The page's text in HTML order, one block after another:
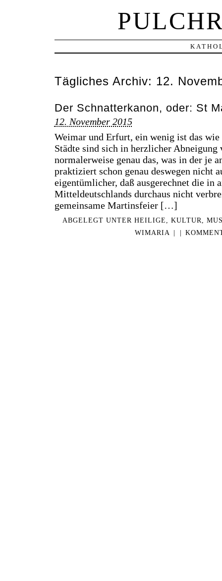
Tägliches Archiv: 12.
Der Schnatterkanon, oder: St
12. November 2015
Weimar und Erfurt, ein wenig ist das
Städte sind sich in herzlicher Abneigung
normalerweise genau das, was in der je
praktiziert schon genau deswegen nicht
eigentümlicher, daß ausgerechnet die in
Mitteldeutschlands durchaus nicht
gemeinsame Martinsfeier […]
ABGELEGT UNTER HEILIGE KULTUR
WIMARIA
| |